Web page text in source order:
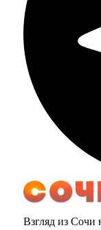
Взгляд из